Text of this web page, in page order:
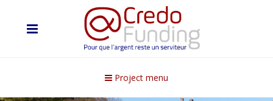
Project menu